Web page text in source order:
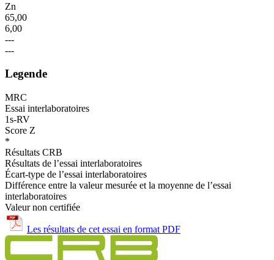
Zn
65,00
6,00
---
---
Legende
MRC
Essai interlaboratoires
1s-RV
Score Z
*
Résultats CRB
Résultats de l’essai interlaboratoires
Écart-type de l’essai interlaboratoires
Différence entre la valeur mesurée et la moyenne de l’essai
interlaboratoires
Valeur non certifiée
Les résultats de cet essai en format PDF